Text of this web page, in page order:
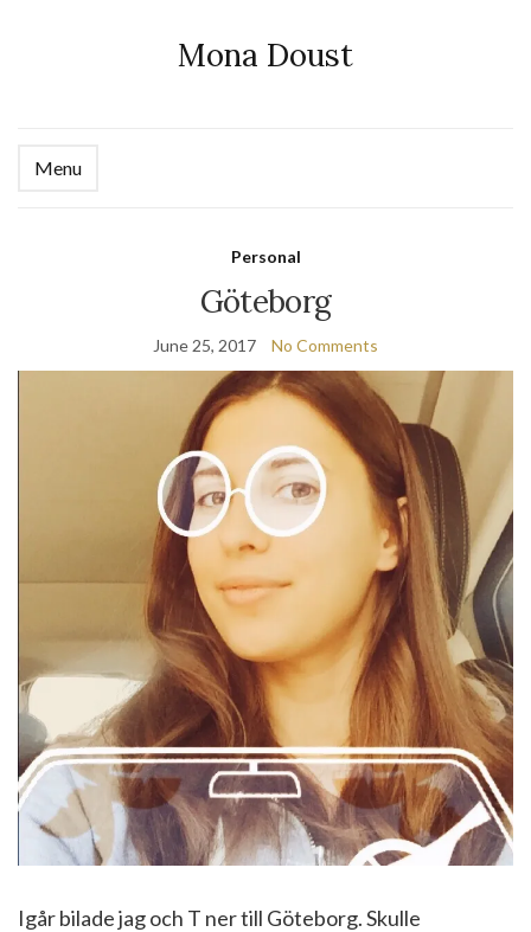
Mona Doust
Menu
Personal
Göteborg
June 25, 2017 No Comments
Igår bilade jag och T ner till Göteborg. Skulle